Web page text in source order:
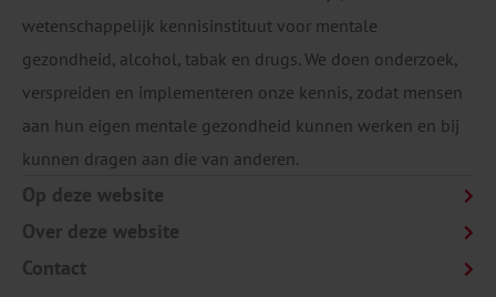
wetenschappelijk kennisinstituut voor mentale
gezondheid, alcohol, tabak en drugs. We doen onderzoek,
verspreiden en implementeren onze kennis, zodat mensen
aan hun eigen mentale gezondheid kunnen werken en bij
kunnen dragen aan die van anderen.
Op deze website
Over deze website
Contact